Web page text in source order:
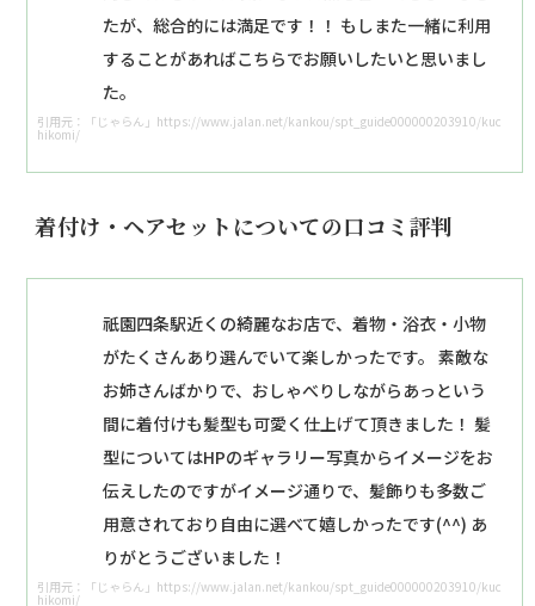
たが、総合的には満足です！！ もしまた一緒に利用
することがあればこちらでお願いしたいと思いまし
た。
引用元：「じゃらん」https://www.jalan.net/kankou/spt_guide000000203910/kuc
hikomi/
着付け・ヘアセットについての口コミ評判
祇園四条駅近くの綺麗なお店で、着物・浴衣・小物
がたくさんあり選んでいて楽しかったです。 素敵な
お姉さんばかりで、おしゃべりしながらあっという
間に着付けも髪型も可愛く仕上げて頂きました！ 髪
型についてはHPのギャラリー写真からイメージをお
伝えしたのですがイメージ通りで、髪飾りも多数ご
用意されており自由に選べて嬉しかったです(^^) あ
りがとうございました！
引用元：「じゃらん」https://www.jalan.net/kankou/spt_guide000000203910/kuc
hikomi/